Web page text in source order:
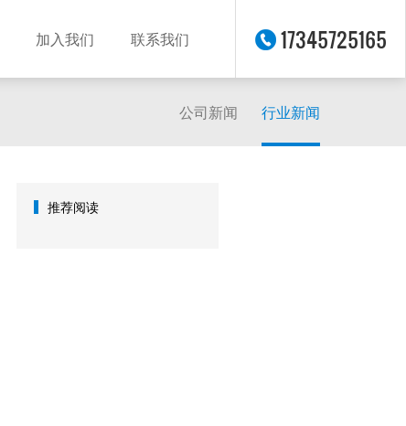
加入我们 联系我们 17345725165
公司新闻 行业新闻
推荐阅读